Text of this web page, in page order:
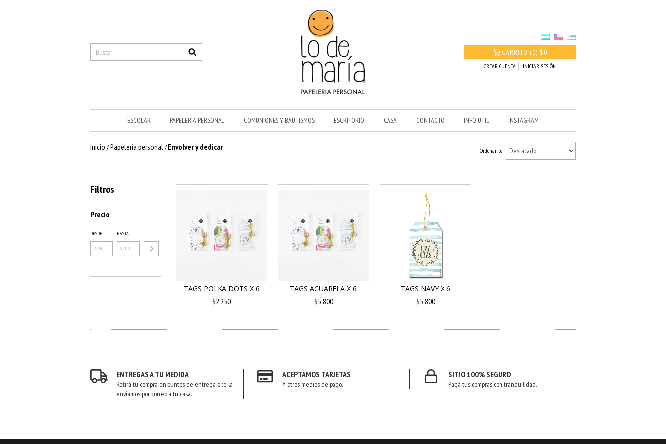
CARRITO (0) $0
CREAR CUENTA INICIAR SESIÓN
ESCOLAR PAPELERÍA PERSONAL COMUNIONES Y BAUTISMOS ESCRITORIO CASA CONTACTO INFO UTIL INSTAGRAM
Inicio /Papelería personal/ Envolver y dedicar Ordenar por
Filtros
Precio
DESDE HASTA
TAGS POLKA DOTS X 6
$2.250
TAGS ACUARELA X 6
$5.800
TAGS NAVY X 6
$5.800
ENTREGAS A TU MEDIDA
Retirá tu compra en puntos de entrega o te la
enviamos por correo a tu casa.
ACEPTAMOS TARJETAS
Y otros medios de pago.
SITIO 100% SEGURO
Pagá tus compras con tranquilidad.